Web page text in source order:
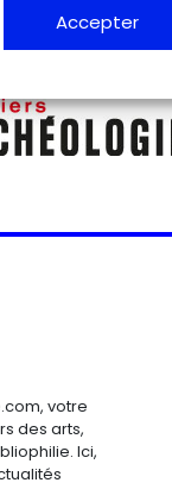
Accepter
votre
des arts,
Ici,